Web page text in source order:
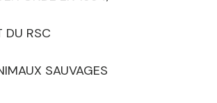
DU RSC
SAUVAGES